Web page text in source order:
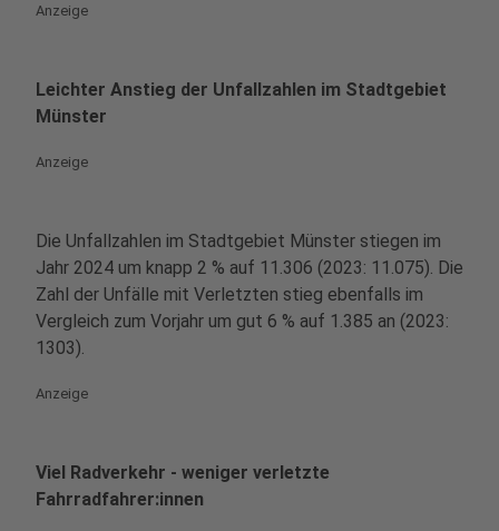
Anzeige
Leichter Anstieg der Unfallzahlen im Stadtgebiet
Münster
Anzeige
Die Unfallzahlen im Stadtgebiet Münster stiegen im
Jahr 2024 um knapp 2 % auf 11.306 (2023: 11.075). Die
Zahl der Unfälle mit Verletzten stieg ebenfalls im
Vergleich zum Vorjahr um gut 6 % auf 1.385 an (2023:
1303).
Anzeige
Viel Radverkehr - weniger verletzte
Fahrradfahrer:innen